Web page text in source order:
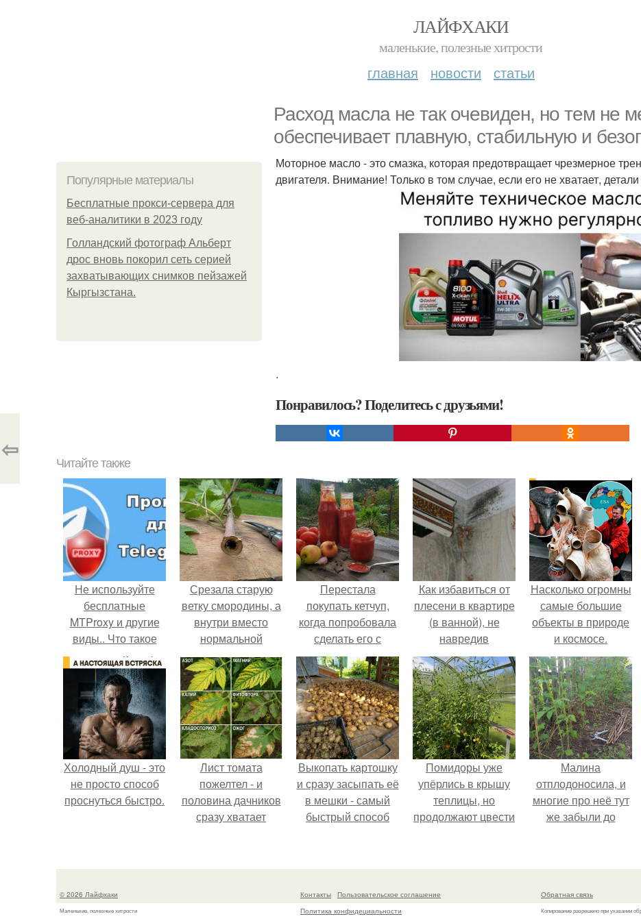
ЛАЙФХАКИ
маленькие, полезные хитрости
главная новости статьи
Расход масла не так очевиден, но тем не
обеспечивает плавную, стабильную и
Популярные материалы
Бесплатные прокси-сервера для
веб-аналитики в 2023 году
Голландский фотограф Альберт
дрос вновь покорил сеть серией
захватывающих снимков пейзажей
Кыргызстана.
Моторное масло - это смазка, которая предотвращает чрезмерное
двигателя. Внимание! Только в том случае, если его не хватает,
.
Понравилось? Поделитесь с друзьями!
⇦
Читайте также
Не используйте
бесплатные
MTProxy и другие
виды.. Что такое
прокси для
Телеграма
MTProto?
Срезала старую
ветку смородины, а
внутри вместо
нормальной
светлой
сердцевины
оказалась чёрная
пустота.
Перестала
покупать кетчуп,
когда попробовала
сделать его с
яблоками.
Как избавиться от
плесени в квартире
(в ванной), не
навредив
здоровью.
Насколько огромны
самые большие
объекты в природе
и космосе.
Холодный душ - это
не просто способ
проснуться быстро.
Лист томата
пожелтел - и
половина дачников
сразу хватает
Выкопать картошку
и сразу засыпать её
в мешки - самый
быстрый способ
порезы и больные
Помидоры уже
упёрлись в крышу
теплицы, но
продолжают цвести
Малина
отплодоносила, и
многие про неё тут
же забыли до
© 2026 Лайфхаки
Маленькие, полезные хитрости
Контакты
Пользовательское соглашение
Политика конфидециальности
Обратная связь
Копирование разрешено при указании